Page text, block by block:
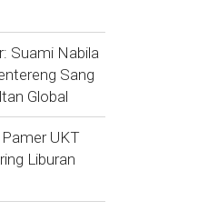
Suami Nabila
Sang
Global
UKT
Liburan